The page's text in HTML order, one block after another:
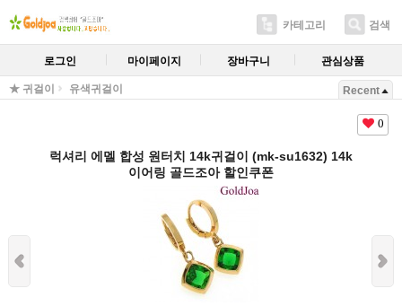
카테고리 검색
로그인 마이페이지 장바구니 관심상품
★ 귀걸이 유색귀걸이 Recent
0
럭셔리 에멜 합성 원터치 14k귀걸이 (mk-su1632) 14k
이어링 골드조아 할인쿠폰